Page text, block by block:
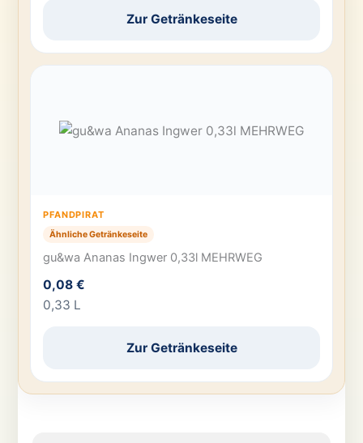
Zur Getränkeseite
PFANDPIRAT
Ähnliche Getränkeseite
gu&wa Ananas Ingwer 0,33l MEHRWEG
0,08 €
0,33 L
Zur Getränkeseite